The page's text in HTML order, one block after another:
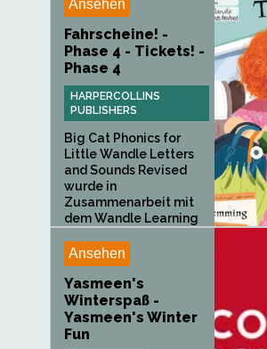
Ansehen
Fahrscheine! -
Phase 4 - Tickets! -
Phase 4
HARPERCOLLINS
PUBLISHERS
Big Cat Phonics for
Little Wandle Letters
and Sounds Revised
wurde in
Zusammenarbeit mit
dem Wandle Learning
Ansehen
Yasmeen's
Winterspaß -
Yasmeen's Winter
Fun